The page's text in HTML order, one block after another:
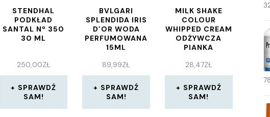
STENDHAL
PODKŁAD
SANTAL Nº 350
30 ML
250,00ZŁ
SPRAWDŹ
SAM!
BVLGARI
SPLENDIDA IRIS
D’OR WODA
PERFUMOWANA
15ML
89,99ZŁ
SPRAWDŹ
SAM!
MILK SHAKE
COLOUR
WHIPPED CREAM
ODŻYWCZA
PIANKA
DO WŁOSÓW
COPPER 100ML
28,47ZŁ
SPRAWDŹ
SAM!